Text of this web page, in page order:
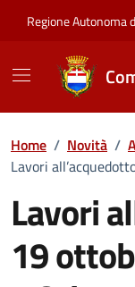
Regione Autonoma
Home / Novità /
Lavori
Lavori
19